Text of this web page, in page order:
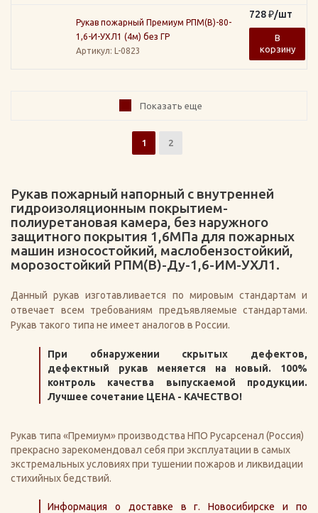
Рукав пожарный Премиум РПМ(В)-80-
1,6-И-УХЛ1 (4м) без ГР
Артикул: L-0823
728₽/шт
В
корзину
Показать еще
1 2
Рукав пожарный напорный с внутренней
гидроизоляционным покрытием-
полиуретановая камера, без наружного
защитного покрытия 1,6МПа для пожарных
машин износостойкий, маслобензостойкий,
морозостойкий РПМ(В)-Ду-1,6-ИМ-УХЛ1.
Данный рукав изготавливается по мировым стандартам и
отвечает всем требованиям предъявляемые стандартами.
Рукав такого типа не имеет аналогов в России.
При обнаружении скрытых дефектов,
дефектный рукав меняется на новый. 100%
контроль качества выпускаемой продукции.
Лучшее сочетание ЦЕНА - КАЧЕСТВО!
Рукав типа «Премиум» производства НПО Русарсенал (Россия)
прекрасно зарекомендовал себя при эксплуатации в самых
экстремальных условиях при тушении пожаров и ликвидации
стихийных бедствий.
Информация о доставке в г. Новосибирске и по